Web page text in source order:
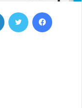
فيسبوك